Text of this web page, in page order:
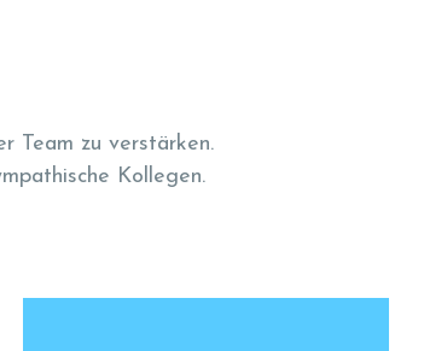
Team zu verstärken.
Kollegen.